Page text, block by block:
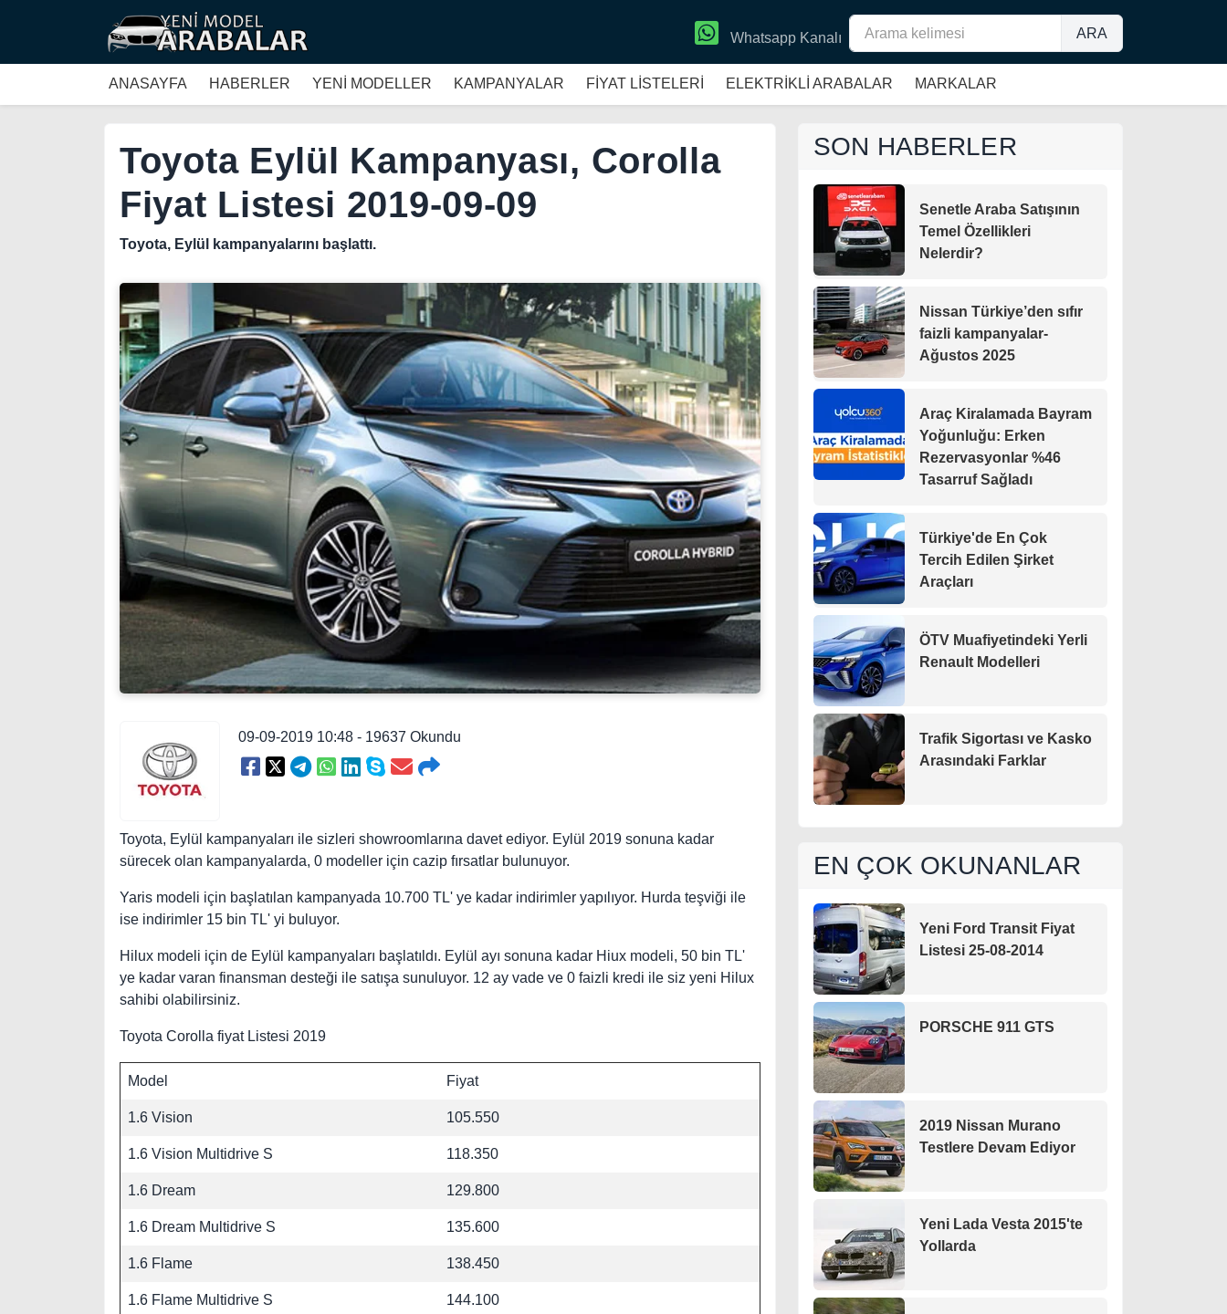
ARA
Whatsapp Kanalı
ANASAYFA HABERLER YENİ MODELLER KAMPANYALAR FİYAT LİSTELERİ ELEKTRİKLİ ARABALAR MARKALAR
Toyota Eylül Kampanyası, Corolla
Fiyat Listesi 2019-09-09
Toyota, Eylül kampanyalarını başlattı.
09-09-2019 10:48 - 19637 Okundu
Toyota, Eylül kampanyaları ile sizleri showroomlarına davet ediyor. Eylül 2019 sonuna kadar
sürecek olan kampanyalarda, 0 modeller için cazip fırsatlar bulunuyor.
Yaris modeli için başlatılan kampanyada 10.700 TL' ye kadar indirimler yapılıyor. Hurda teşviği ile
ise indirimler 15 bin TL' yi buluyor.
Hilux modeli için de Eylül kampanyaları başlatıldı. Eylül ayı sonuna kadar Hiux modeli, 50 bin TL'
ye kadar varan finansman desteği ile satışa sunuluyor. 12 ay vade ve 0 faizli kredi ile siz yeni Hilux
sahibi olabilirsiniz.
Toyota Corolla fiyat Listesi 2019
Model Fiyat
1.6 Vision 105.550
1.6 Vision Multidrive S 118.350
1.6 Dream 129.800
1.6 Dream Multidrive S 135.600
1.6 Flame 138.450
1.6 Flame Multidrive S 144.100
SON HABERLER
Senetle Araba Satışının
Temel Özellikleri
Nelerdir?
Nissan Türkiye’den sıfır
faizli kampanyalar-
Ağustos 2025
Araç Kiralamada Bayram
Yoğunluğu: Erken
Rezervasyonlar %46
Tasarruf Sağladı
Türkiye'de En Çok
Tercih Edilen Şirket
Araçları
ÖTV Muafiyetindeki Yerli
Renault Modelleri
Trafik Sigortası ve Kasko
Arasındaki Farklar
EN ÇOK OKUNANLAR
Yeni Ford Transit Fiyat
Listesi 25-08-2014
PORSCHE 911 GTS
2019 Nissan Murano
Testlere Devam Ediyor
Yeni Lada Vesta 2015'te
Yollarda